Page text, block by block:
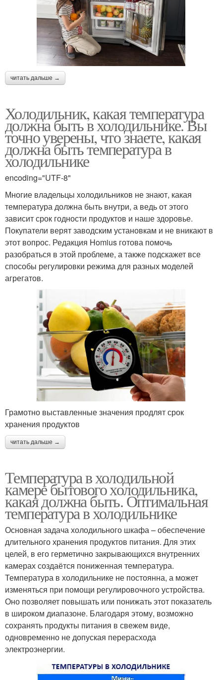
читать дальше →
Холодильник, какая температура
должна быть в холодильнике. Вы
точно уверены, что знаете, какая
должна быть температура в
холодильнике
encoding="UTF-8"
Многие владельцы холодильников не знают, какая
температура должна быть внутри, а ведь от этого
зависит срок годности продуктов и наше здоровье.
Покупатели верят заводским установкам и не вникают в
этот вопрос. Редакция Homius готова помочь
разобраться в этой проблеме, а также подскажет все
способы регулировки режима для разных моделей
агрегатов.
Грамотно выставленные значения продлят срок
хранения продуктов
читать дальше →
Температура в холодильной
камере бытового холодильника,
какая должна быть. Оптимальная
температура в холодильнике
Основная задача холодильного шкафа – обеспечение
длительного хранения продуктов питания. Для этих
целей, в его герметично закрывающихся внутренних
камерах создаётся пониженная температура.
Температура в холодильнике не постоянна, а может
изменяться при помощи регулировочного устройства.
Оно позволяет повышать или понижать этот показатель
в широком диапазоне. Благодаря этому, возможно
сохранять продукты питания в свежем виде,
одновременно не допуская перерасхода
электроэнергии.